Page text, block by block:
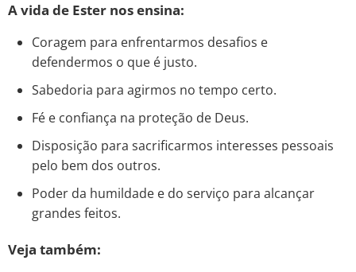
A vida de Ester nos ensina:
Coragem para enfrentarmos desafios e
defendermos o que é justo.
Sabedoria para agirmos no tempo certo.
Fé e confiança na proteção de Deus.
Disposição para sacrificarmos interesses pessoais
pelo bem dos outros.
Poder da humildade e do serviço para alcançar
grandes feitos.
Veja também: